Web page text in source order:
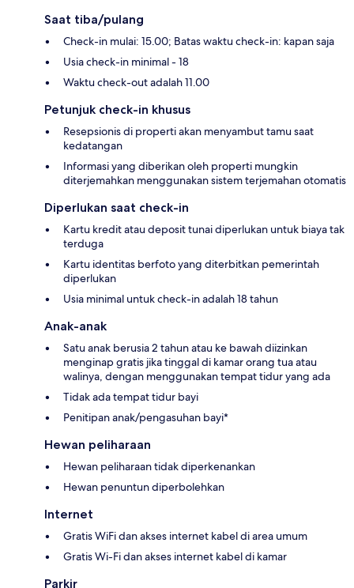
Saat tiba/pulang
Check-in mulai: 15.00; Batas waktu check-in: kapan saja
Usia check-in minimal - 18
Waktu check-out adalah 11.00
Petunjuk check-in khusus
Resepsionis di properti akan menyambut tamu saat
kedatangan
Informasi yang diberikan oleh properti mungkin
diterjemahkan menggunakan sistem terjemahan otomatis
Diperlukan saat check-in
Kartu kredit atau deposit tunai diperlukan untuk biaya tak
terduga
Kartu identitas berfoto yang diterbitkan pemerintah
diperlukan
Usia minimal untuk check-in adalah 18 tahun
Anak-anak
Satu anak berusia 2 tahun atau ke bawah diizinkan
menginap gratis jika tinggal di kamar orang tua atau
walinya, dengan menggunakan tempat tidur yang ada
Tidak ada tempat tidur bayi
Penitipan anak/pengasuhan bayi*
Hewan peliharaan
Hewan peliharaan tidak diperkenankan
Hewan penuntun diperbolehkan
Internet
Gratis WiFi dan akses internet kabel di area umum
Gratis Wi-Fi dan akses internet kabel di kamar
Parkir